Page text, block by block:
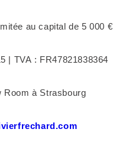
au capital de 5 000 €
| TVA : FR47821838364
Room à Strasbourg